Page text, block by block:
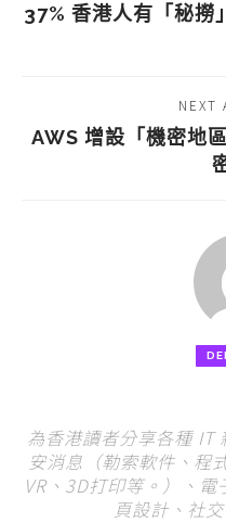
37% 香港人有「秘
NEXT
AWS 增設「機密地
為香港讀者分享各種 IT
安消息（勒索軟件、程
VR、3D打印等。）、
頁設計、社